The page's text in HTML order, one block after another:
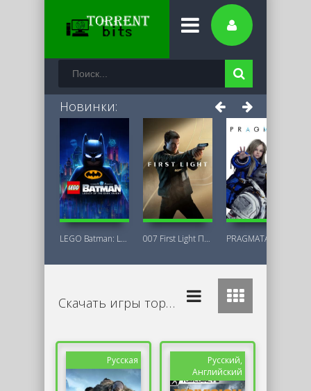
Новинки:
LEGO Batman: Legacy of the Dark Knight 007 First Light Последняя Версия
Скачать игры торрент бесплатно
Русская
Русский,
Английский